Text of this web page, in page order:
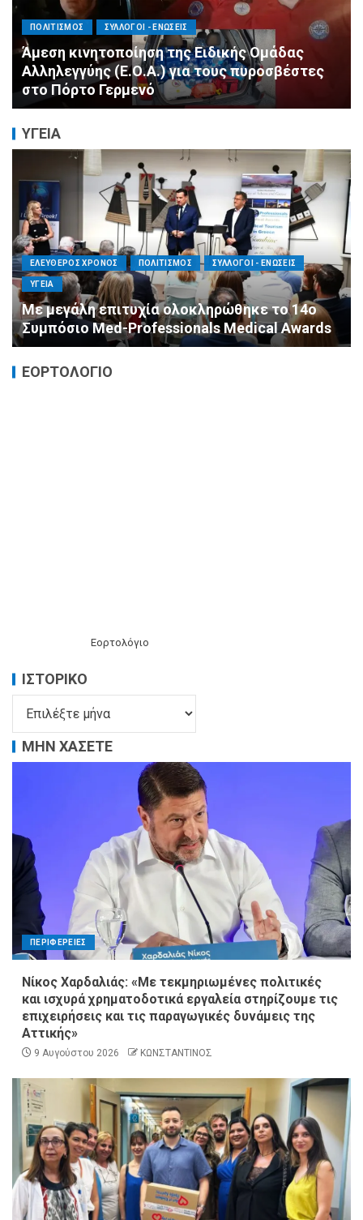
ΠΟΛΙΤΙΣΜΟΣ ΣΥΛΛΟΓΟΙ - ΕΝΩΣΕΙΣ
Άμεση κινητοποίηση της Ειδικής Ομάδας
Αλληλεγγύης (Ε.Ο.Α.) για τους πυροσβέστες
στο Πόρτο Γερμενό
ΥΓΕΙΑ
ΕΛΕΥΘΕΡΟΣ ΧΡΟΝΟΣ ΠΟΛΙΤΙΣΜΟΣ ΣΥΛΛΟΓΟΙ - ΕΝΩΣΕΙΣ
ΥΓΕΙΑ
Με μεγάλη επιτυχία ολοκληρώθηκε το 14ο
Συμπόσιο Med-Professionals Medical Awards
ΕΟΡΤΟΛΟΓΙΟ
Εορτολόγιο
ΙΣΤΟΡΙΚΌ
ΜΗΝ ΧΑΣΕΤΕ
ΠΕΡΙΦΕΡΕΙΕΣ
Νίκος Χαρδαλιάς: «Με τεκμηριωμένες πολιτικές
και ισχυρά χρηματοδοτικά εργαλεία στηρίζουμε τις
επιχειρήσεις και τις παραγωγικές δυνάμεις της
Αττικής»
9 Αυγούστου 2026 ΚΩΝΣΤΑΝΤΙΝΟΣ